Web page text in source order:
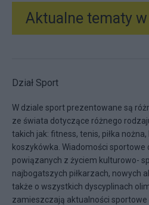
Aktualne tematy
Dział Sport
W dziale sport prezentowane są
ze świata dotyczące różnego
takich jak: fitness, tenis, piłka
koszykówka. Wiadomości
powiązanych z życiem kulturowo-
najbogatszych piłkarzach, nowych
także o wszystkich dyscyplinach
zamieszczają aktualności